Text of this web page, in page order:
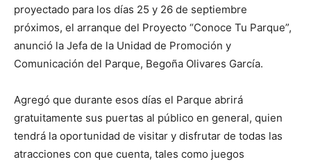
proyectado para los días 25 y 26 de septiembre
próximos, el arranque del Proyecto “Conoce Tu Parque”,
anunció la Jefa de la Unidad de Promoción y
Comunicación del Parque, Begoña Olivares García.
Agregó que durante esos días el Parque abrirá
gratuitamente sus puertas al público en general, quien
tendrá la oportunidad de visitar y disfrutar de todas las
atracciones con que cuenta, tales como juegos